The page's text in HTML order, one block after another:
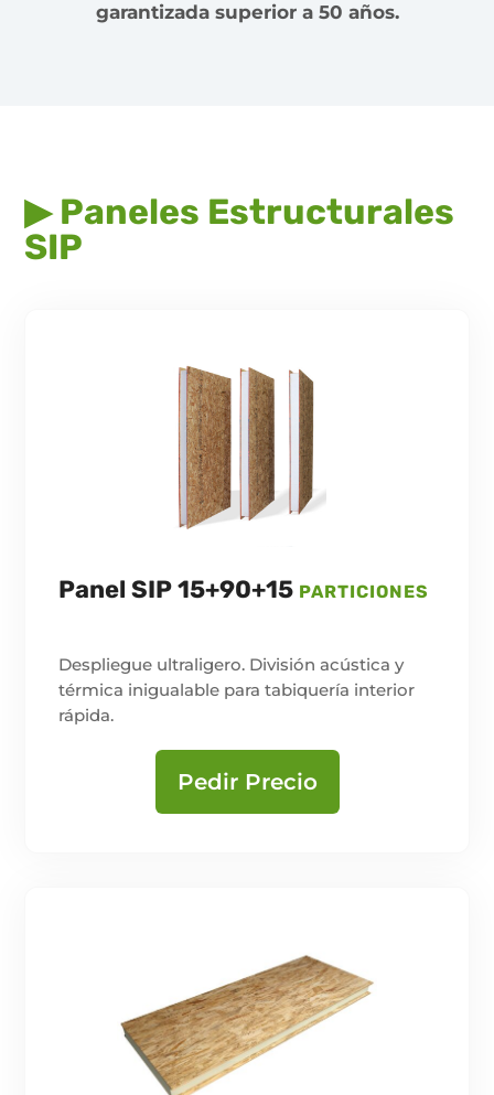
garantizada superior a 50 años.
▶ Paneles Estructurales
SIP
Panel SIP 15+90+15 PARTICIONES
Despliegue ultraligero. División acústica y
térmica inigualable para tabiquería interior
rápida.
Pedir Precio